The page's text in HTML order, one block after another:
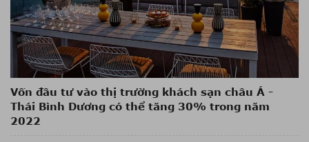
Vốn đầu tư vào thị trường khách sạn châu Á -
Thái Bình Dương có thể tăng 30% trong năm
2022